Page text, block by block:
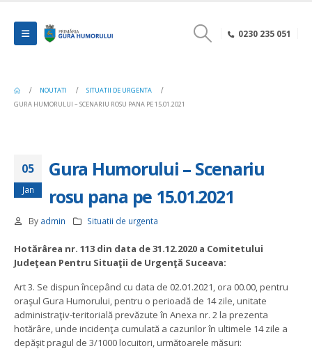
0230 235 051
NOUTATI
SITUATII DE URGENTA
GURA HUMORULUI – SCENARIU ROSU PANA PE 15.01.2021
05
Jan
Gura Humorului – Scenariu
rosu pana pe 15.01.2021
By admin Situatii de urgenta
Hotărârea nr. 113 din data de 31.12.2020 a Comitetului
Judeţean Pentru Situaţii de Urgenţă Suceava:
Art 3. Se dispun începând cu data de 02.01.2021, ora 00.00, pentru
oraşul Gura Humorului, pentru o perioadă de 14 zile, unitate
administraţiv-teritorială prevăzute în Anexa nr. 2 la prezenta
hotărâre, unde incidenţa cumulată a cazurilor în ultimele 14 zile a
depăşit pragul de 3/1000 locuitori, următoarele măsuri: